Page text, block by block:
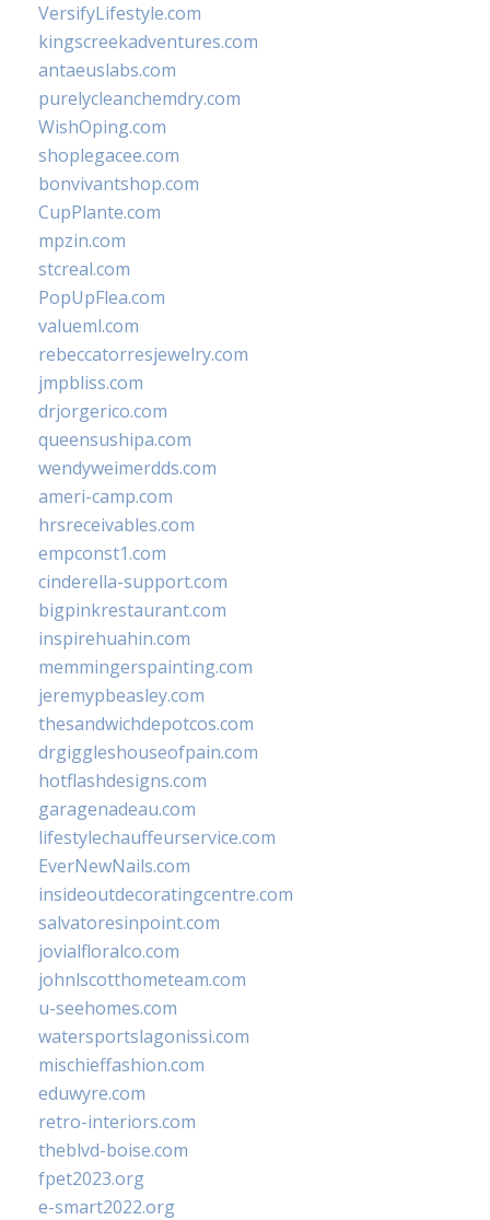
VersifyLifestyle.com
kingscreekadventures.com
antaeuslabs.com
purelycleanchemdry.com
WishOping.com
shoplegacee.com
bonvivantshop.com
CupPlante.com
mpzin.com
stcreal.com
PopUpFlea.com
valueml.com
rebeccatorresjewelry.com
jmpbliss.com
drjorgerico.com
queensushipa.com
wendyweimerdds.com
ameri-camp.com
hrsreceivables.com
empconst1.com
cinderella-support.com
bigpinkrestaurant.com
inspirehuahin.com
memmingerspainting.com
jeremypbeasley.com
thesandwichdepotcos.com
drgiggleshouseofpain.com
hotflashdesigns.com
garagenadeau.com
lifestylechauffeurservice.com
EverNewNails.com
insideoutdecoratingcentre.com
salvatoresinpoint.com
jovialfloralco.com
johnlscotthometeam.com
u-seehomes.com
watersportslagonissi.com
mischieffashion.com
eduwyre.com
retro-interiors.com
theblvd-boise.com
fpet2023.org
e-smart2022.org